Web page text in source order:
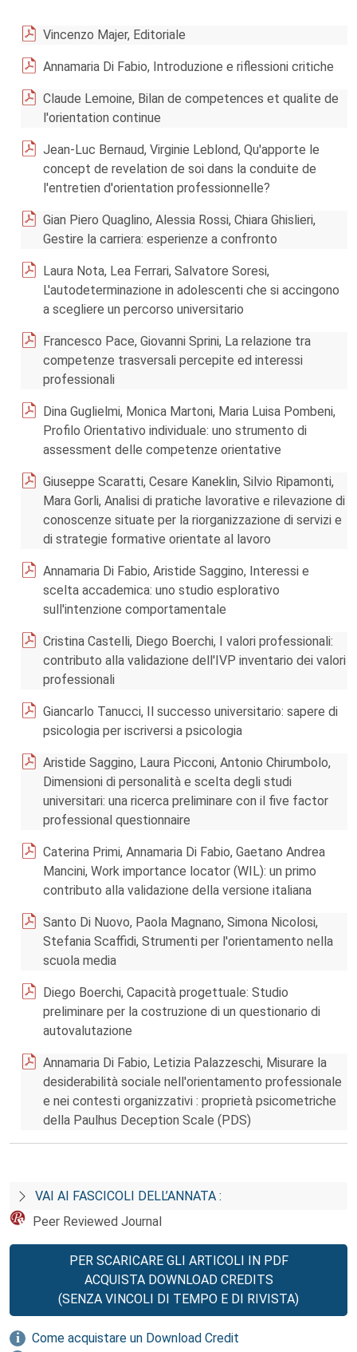
Vincenzo Majer, Editoriale
Annamaria Di Fabio, Introduzione e riflessioni critiche
Claude Lemoine, Bilan de competences et qualite de
l'orientation continue
Jean-Luc Bernaud, Virginie Leblond, Qu'apporte le
concept de revelation de soi dans la conduite de
l'entretien d'orientation professionnelle?
Gian Piero Quaglino, Alessia Rossi, Chiara Ghislieri,
Gestire la carriera: esperienze a confronto
Laura Nota, Lea Ferrari, Salvatore Soresi,
L'autodeterminazione in adolescenti che si accingono
a scegliere un percorso universitario
Francesco Pace, Giovanni Sprini, La relazione tra
competenze trasversali percepite ed interessi
professionali
Dina Guglielmi, Monica Martoni, Maria Luisa Pombeni,
Profilo Orientativo individuale: uno strumento di
assessment delle competenze orientative
Giuseppe Scaratti, Cesare Kaneklin, Silvio Ripamonti,
Mara Gorli, Analisi di pratiche lavorative e rilevazione di
conoscenze situate per la riorganizzazione di servizi e
di strategie formative orientate al lavoro
Annamaria Di Fabio, Aristide Saggino, Interessi e
scelta accademica: uno studio esplorativo
sull'intenzione comportamentale
Cristina Castelli, Diego Boerchi, I valori professionali:
contributo alla validazione dell'IVP inventario dei valori
professionali
Giancarlo Tanucci, Il successo universitario: sapere di
psicologia per iscriversi a psicologia
Aristide Saggino, Laura Picconi, Antonio Chirumbolo,
Dimensioni di personalità e scelta degli studi
universitari: una ricerca preliminare con il five factor
professional questionnaire
Caterina Primi, Annamaria Di Fabio, Gaetano Andrea
Mancini, Work importance locator (WIL): un primo
contributo alla validazione della versione italiana
Santo Di Nuovo, Paola Magnano, Simona Nicolosi,
Stefania Scaffidi, Strumenti per l'orientamento nella
scuola media
Diego Boerchi, Capacità progettuale: Studio
preliminare per la costruzione di un questionario di
autovalutazione
Annamaria Di Fabio, Letizia Palazzeschi, Misurare la
desiderabilità sociale nell'orientamento professionale
e nei contesti organizzativi : proprietà psicometriche
della Paulhus Deception Scale (PDS)
VAI AI FASCICOLI DELL’ANNATA :
Peer Reviewed Journal
PER SCARICARE GLI ARTICOLI IN PDF
ACQUISTA DOWNLOAD CREDITS
(SENZA VINCOLI DI TEMPO E DI RIVISTA)
Come acquistare un Download Credit